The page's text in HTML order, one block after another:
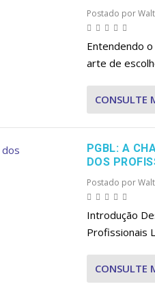
Postado por
Entendendo o
arte de
CONSULTE
PGBL: A
DOS
Postado por
Introdução
Profissionais
CONSULTE